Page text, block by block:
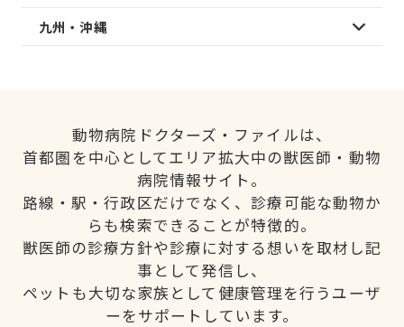
九州・沖縄
動物病院ドクターズ・ファイルは、
首都圏を中心としてエリア拡大中の獣医師・動物
病院情報サイト。
路線・駅・行政区だけでなく、診療可能な動物か
らも検索できることが特徴的。
獣医師の診療方針や診療に対する想いを取材し記
事として発信し、
ペットも大切な家族として健康管理を行うユーザ
ーをサポートしています。